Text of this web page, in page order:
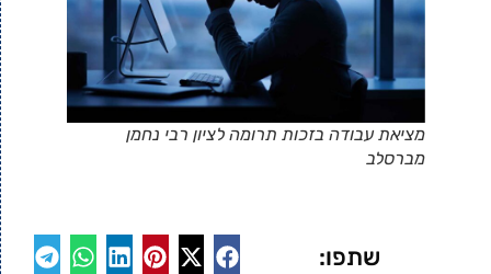
מציאת עבודה בזכות תרומה לציון רבי נחמן
מברסלב
שתפו: